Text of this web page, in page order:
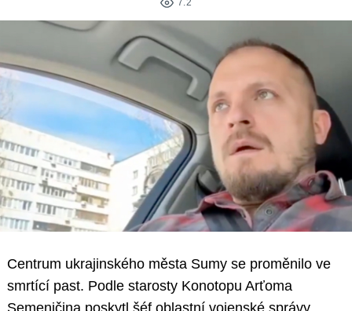
Centrum ukrajinského města Sumy se proměnilo ve
smrtící past. Podle starosty Konotopu Arťoma